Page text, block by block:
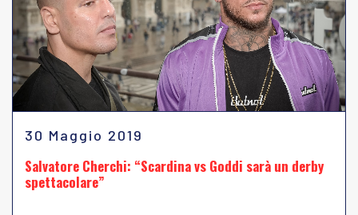
30 Maggio 2019
Salvatore Cherchi: “Scardina vs Goddi sarà un derby
spettacolare”